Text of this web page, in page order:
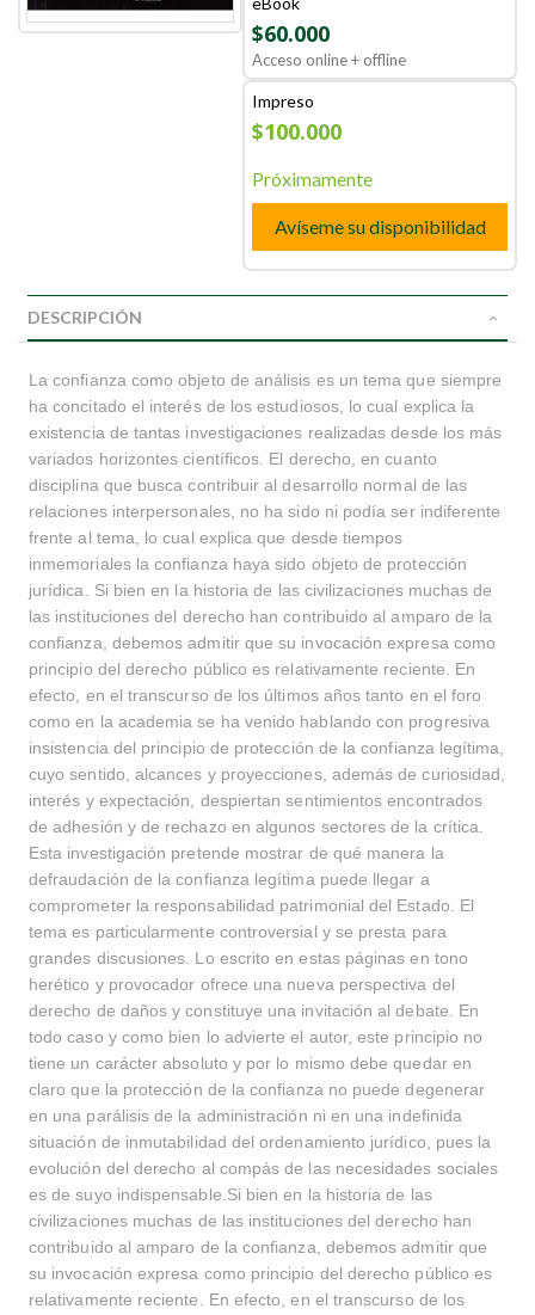
$60.000
Acceso online + offline
Impreso
$100.000
Próximamente
Avíseme su disponibilidad
DESCRIPCIÓN
La confianza como objeto de análisis es un tema que siempre
ha concitado el interés de los estudiosos, lo cual explica la
existencia de tantas investigaciones realizadas desde los más
variados horizontes científicos. El derecho, en cuanto
disciplina que busca contribuir al desarrollo normal de las
relaciones interpersonales, no ha sido ni podía ser indiferente
frente al tema, lo cual explica que desde tiempos
inmemoriales la confianza haya sido objeto de protección
jurídica. Si bien en la historia de las civilizaciones muchas de
las instituciones del derecho han contribuido al amparo de la
confianza, debemos admitir que su invocación expresa como
principio del derecho público es relativamente reciente. En
efecto, en el transcurso de los últimos años tanto en el foro
como en la academia se ha venido hablando con progresiva
insistencia del principio de protección de la confianza legítima,
cuyo sentido, alcances y proyecciones, además de curiosidad,
interés y expectación, despiertan sentimientos encontrados
de adhesión y de rechazo en algunos sectores de la crítica.
Esta investigación pretende mostrar de qué manera la
defraudación de la confianza legítima puede llegar a
comprometer la responsabilidad patrimonial del Estado. El
tema es particularmente controversial y se presta para
grandes discusiones. Lo escrito en estas páginas en tono
herético y provocador ofrece una nueva perspectiva del
derecho de daños y constituye una invitación al debate. En
todo caso y como bien lo advierte el autor, este principio no
tiene un carácter absoluto y por lo mismo debe quedar en
claro que la protección de la confianza no puede degenerar
en una parálisis de la administración ni en una indefinida
situación de inmutabilidad del ordenamiento jurídico, pues la
evolución del derecho al compás de las necesidades sociales
es de suyo indispensable.Si bien en la historia de las
civilizaciones muchas de las instituciones del derecho han
contribuido al amparo de la confianza, debemos admitir que
su invocación expresa como principio del derecho público es
relativamente reciente. En efecto, en el transcurso de los